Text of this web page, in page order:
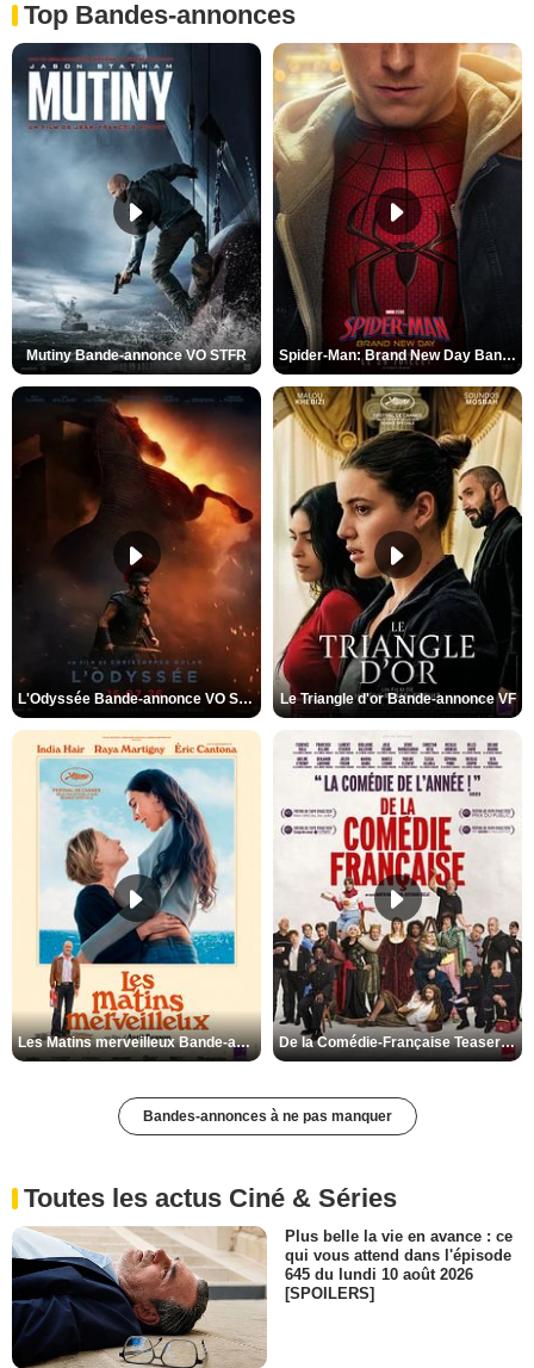
Top Bandes-annonces
Mutiny Bande-annonce VO STFR Spider-Man: Brand New Day Bande-annonce VO STFR
L'Odyssée Bande-annonce VO STFR Le Triangle d'or Bande-annonce VF
Les Matins merveilleux Bande-annonce VF De la Comédie-Française Teaser VF
Bandes-annonces à ne pas manquer
Toutes les actus Ciné & Séries
Plus belle la vie en avance : ce
qui vous attend dans l'épisode
645 du lundi 10 août 2026
[SPOILERS]